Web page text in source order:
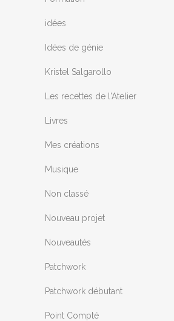
idées
Idées de génie
Kristel Salgarollo
Les recettes de l'Atelier
Livres
Mes créations
Musique
Non classé
Nouveau projet
Nouveautés
Patchwork
Patchwork débutant
Point Compté